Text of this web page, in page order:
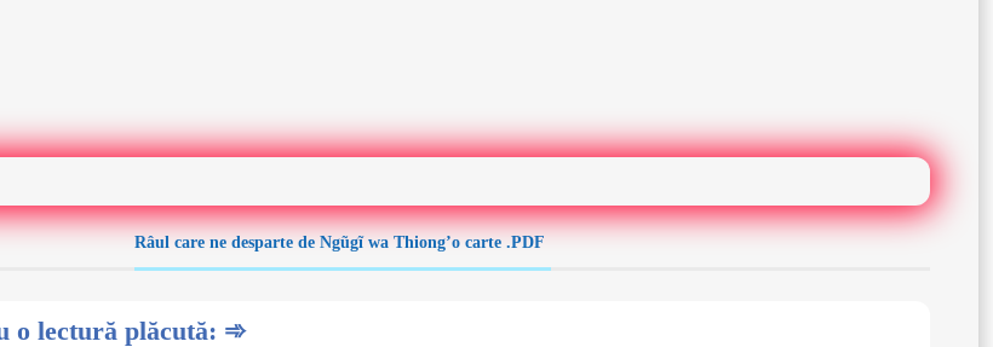
Râul care ne desparte de Ngũgĩ wa Thiong’o carte .PDF
o lectură plăcută: ➾